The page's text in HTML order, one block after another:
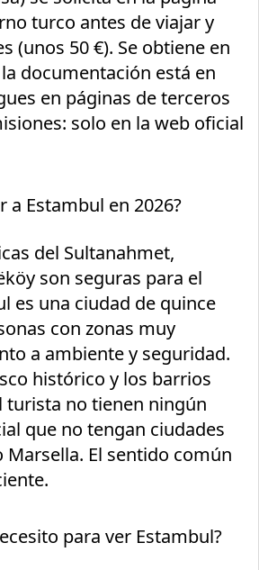
turco antes de viajar y
(unos 50 €). Se obtiene en
documentación está en
en páginas de terceros
solo en la web oficial
a Estambul en 2026?
del Sultanahmet,
son seguras para el
es una ciudad de quince
con zonas muy
a ambiente y seguridad.
histórico y los barrios
turista no tienen ningún
que no tengan ciudades
Marsella. El sentido común
para ver Estambul?